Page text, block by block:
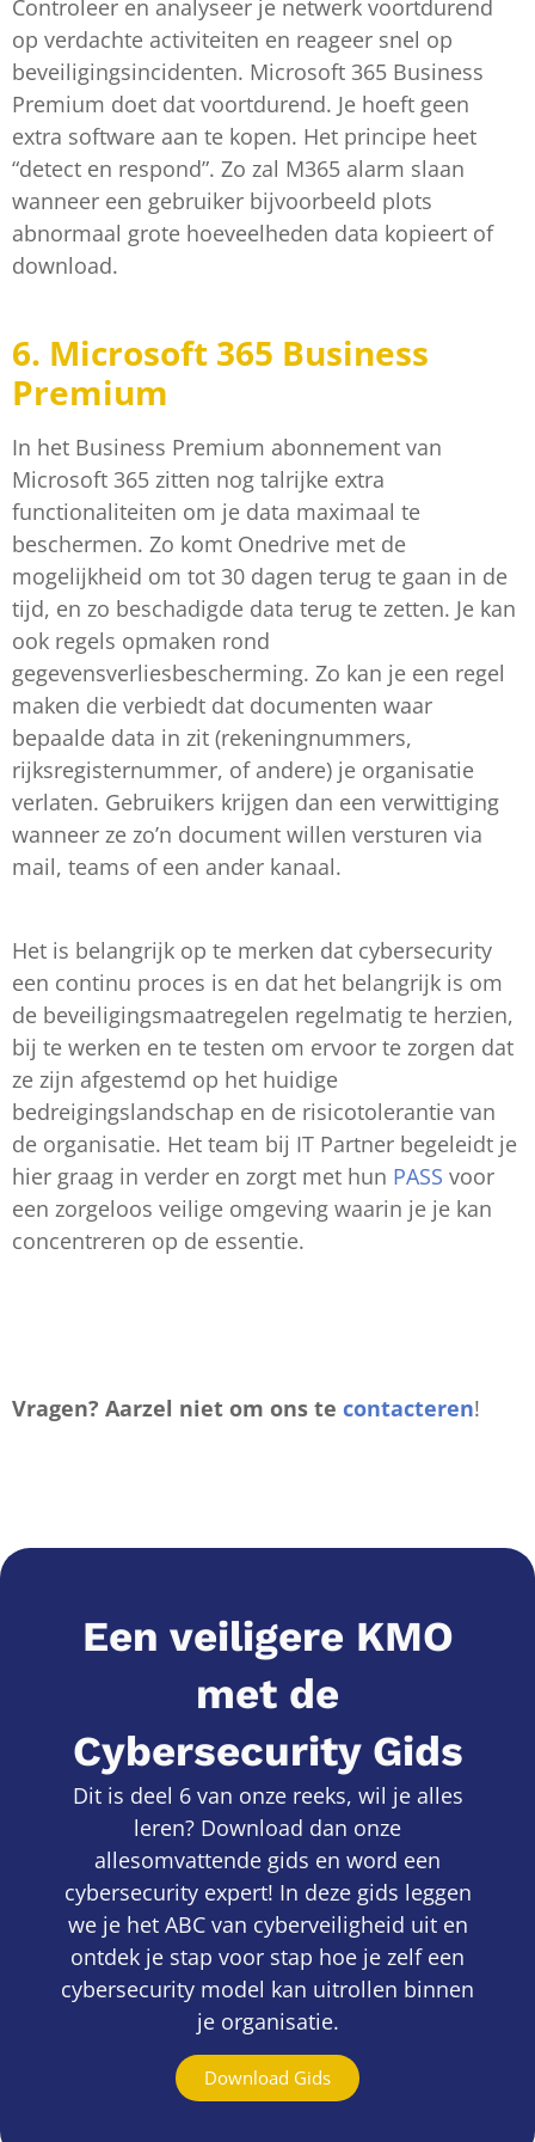
Controleer en analyseer je netwerk voortdurend
op verdachte activiteiten en reageer snel op
beveiligingsincidenten. Microsoft 365 Business
Premium doet dat voortdurend. Je hoeft geen
extra software aan te kopen. Het principe heet
“detect en respond”. Zo zal M365 alarm slaan
wanneer een gebruiker bijvoorbeeld plots
abnormaal grote hoeveelheden data kopieert of
download.
6. Microsoft 365 Business
Premium
In het Business Premium abonnement van
Microsoft 365 zitten nog talrijke extra
functionaliteiten om je data maximaal te
beschermen. Zo komt Onedrive met de
mogelijkheid om tot 30 dagen terug te gaan in de
tijd, en zo beschadigde data terug te zetten. Je kan
ook regels opmaken rond
gegevensverliesbescherming. Zo kan je een regel
maken die verbiedt dat documenten waar
bepaalde data in zit (rekeningnummers,
rijksregisternummer, of andere) je organisatie
verlaten. Gebruikers krijgen dan een verwittiging
wanneer ze zo’n document willen versturen via
mail, teams of een ander kanaal.
Het is belangrijk op te merken dat cybersecurity
een continu proces is en dat het belangrijk is om
de beveiligingsmaatregelen regelmatig te herzien,
bij te werken en te testen om ervoor te zorgen dat
ze zijn afgestemd op het huidige
bedreigingslandschap en de risicotolerantie van
de organisatie. Het team bij IT Partner begeleidt je
hier graag in verder en zorgt met hun PASS voor
een zorgeloos veilige omgeving waarin je je kan
concentreren op de essentie.
Vragen? Aarzel niet om ons te contacteren!
Een veiligere KMO
met de
Cybersecurity Gids
Dit is deel 6 van onze reeks, wil je alles
leren? Download dan onze
allesomvattende gids en word een
cybersecurity expert! In deze gids leggen
we je het ABC van cyberveiligheid uit en
ontdek je stap voor stap hoe je zelf een
cybersecurity model kan uitrollen binnen
je organisatie.
Download Gids